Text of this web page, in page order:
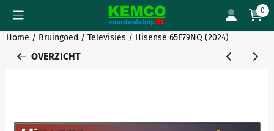
Cookievoorkeuren zijn momenteel gesloten. 0
Home / Bruingoed / Televisies / Hisense 65E79NQ (2024)
OVERZICHT